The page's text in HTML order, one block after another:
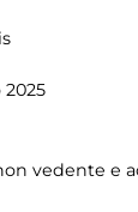
vedente e